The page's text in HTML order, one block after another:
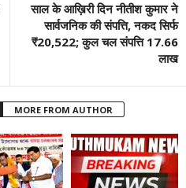
साल के आख़िरी दिन नीतीश कुमार ने
सार्वजनिक की संपत्ति, नकद सिर्फ
₹20,522; कुल चल संपत्ति 17.66
लाख
MORE FROM AUTHOR